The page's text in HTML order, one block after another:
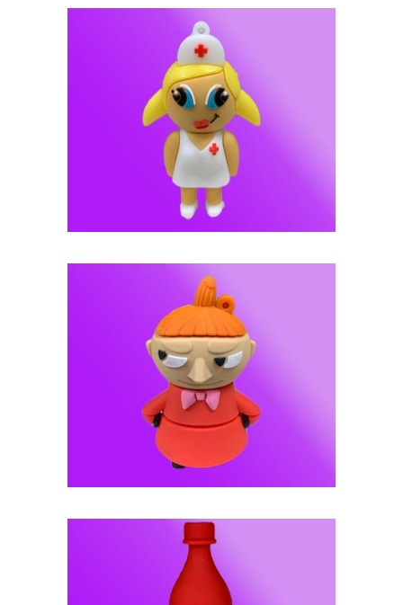
فلش مموری عروسکی -- کد J93
فلش مموری عروسکی -- کد J92